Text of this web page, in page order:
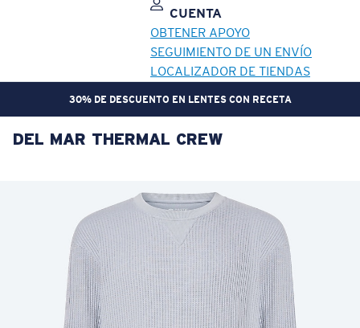
CUENTA
OBTENER APOYO
SEGUIMIENTO DE UN ENVÍO
LOCALIZADOR DE TIENDAS
30% DE DESCUENTO EN LENTES CON RECETA
OBJETIVO ACTUALIZADO¡AGREGADO AL CARRITO!
Precio:
Cantidad:
Precio: Sin cargo
Cantidad:
DEL MAR THERMAL CREW